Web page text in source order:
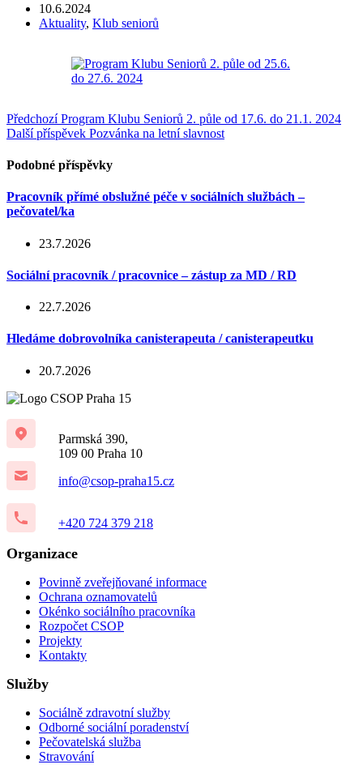
10.6.2024
Aktuality, Klub seniorů
PředchozíProgram Klubu Seniorů 2. půle od 17.6. do 21.1. 2024
Další příspěvek Pozvánka na letní slavnost
Podobné příspěvky
Pracovník přímé obslužné péče v sociálních službách –
pečovatel/ka
23.7.2026
Sociální pracovník / pracovnice – zástup za MD / RD
22.7.2026
Hledáme dobrovolníka canisterapeuta / canisterapeutku
20.7.2026
Parmská 390,
109 00 Praha 10
info@csop-praha15.cz
+420 724 379 218
Organizace
Povinně zveřejňované informace
Ochrana oznamovatelů
Okénko sociálního pracovníka
Rozpočet CSOP
Projekty
Kontakty
Služby
Sociálně zdravotní služby
Odborné sociální poradenství
Pečovatelská služba
Stravování